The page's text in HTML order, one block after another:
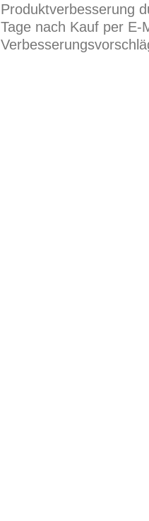
Produktverbesserung
Tage nach Kauf per E-